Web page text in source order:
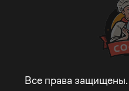
3
8
9
9
_
-
Все права